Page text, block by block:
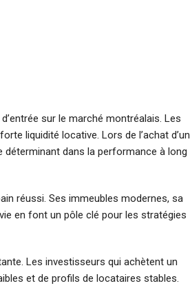
sur le marché montréalais. Les
liquidité locative. Lors de l’achat d’un
déterminant dans la performance à long
réussi. Ses immeubles modernes, sa
en font un pôle clé pour les stratégies
Les investisseurs qui achètent un
et de profils de locataires stables.